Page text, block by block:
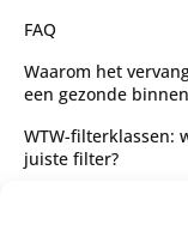
FAQ
Waarom het
een gezonde
WTW-filterklassen:
juiste filter?
Complete gids